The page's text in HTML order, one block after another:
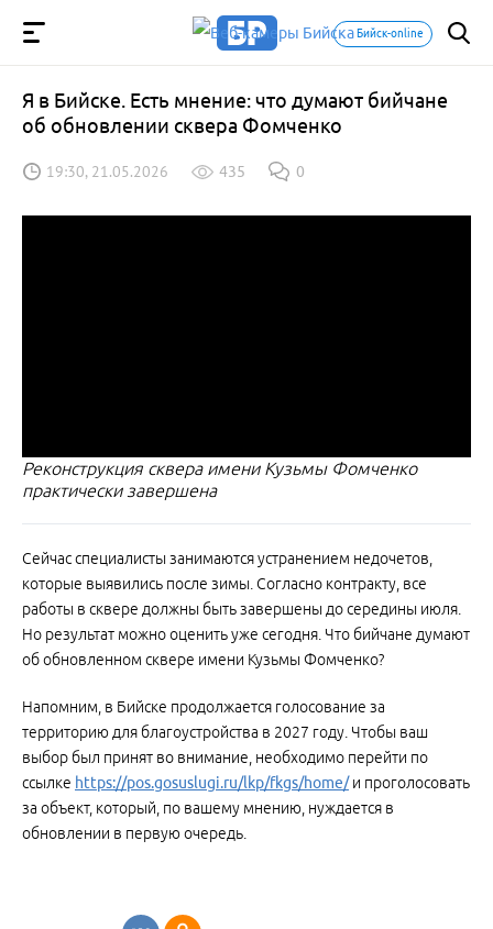
Бийск-online
Я в Бийске. Есть мнение: что думают бийчане
об обновлении сквера Фомченко
19:30, 21.05.2026 435 0
Реконструкция сквера имени Кузьмы Фомченко
практически завершена
Сейчас специалисты занимаются устранением недочетов,
которые выявились после зимы. Согласно контракту, все
работы в сквере должны быть завершены до середины июля.
Но результат можно оценить уже сегодня. Что бийчане думают
об обновленном сквере имени Кузьмы Фомченко?
Напомним, в Бийске продолжается голосование за
территорию для благоустройства в 2027 году. Чтобы ваш
выбор был принят во внимание, необходимо перейти по
ссылке https://pos.gosuslugi.ru/lkp/fkgs/home/и проголосовать
за объект, который, по вашему мнению, нуждается в
обновлении в первую очередь.